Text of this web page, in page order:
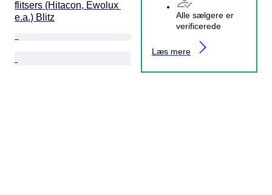
Alle sælgere er
verificerede
Læs mere
flitsers (Hitacon, Ewolux
e.a.) Blitz